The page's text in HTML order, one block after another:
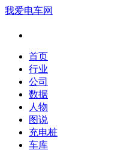
我爱电车网
首页
行业
公司
数据
人物
图说
充电桩
车库